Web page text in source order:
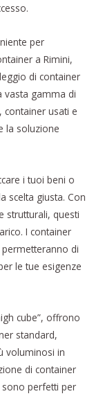
per
a Rimini,
di container
vasta gamma di
container usati e
la soluzione
i tuoi beni o
scelta giusta. Con
strutturali, questi
I container
permetteranno di
le tue esigenze
cube”, offrono
standard,
voluminosi in
di container
perfetti per